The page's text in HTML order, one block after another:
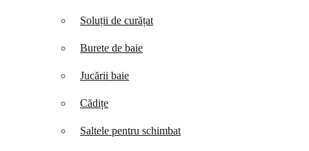
Soluții de curățat
Burete de baie
Jucării baie
Cădițe
Saltele pentru schimbat